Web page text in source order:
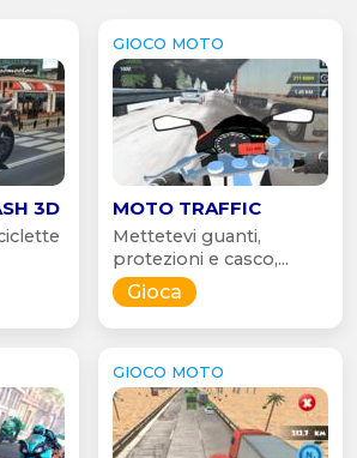
3D
GIOCO MOTO
MOTO TRAFFIC
Mettetevi guanti,
protezioni e casco,...
Gioca
GIOCO MOTO